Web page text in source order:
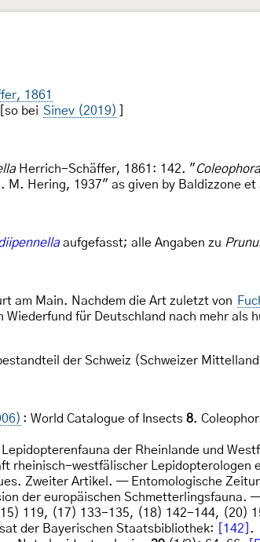
1861
bei Sinev (2019)
Herrich-Schäffer, 1861: 142. "
Hering, 1937" as given by Baldizzone
aufgefasst; alle Angaben zu
am Main. Nachdem die Art zuletzt von
Wiederfund für Deutschland nach mehr als
der Schweiz (Schweizer
: World Catalogue of Insects 8.
der Rheinlande und
rheinisch-westfälischer Lepidopterologen
Zweiter Artikel. — Entomologische
der europäischen Schmetterlingsfauna.
119, (17) 133-135, (18) 142-144,
der Bayerischen Staatsbibliothek:
[142] .